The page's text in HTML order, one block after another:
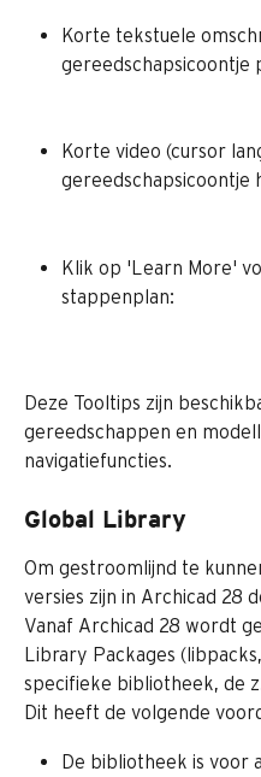
Korte tekstuele
gereedschapsicoontje
Korte video (cursor
gereedschapsicoontje
Klik op 'Learn More'
stappenplan:
Deze Tooltips zijn
gereedschappen en
navigatiefuncties.
Global Library
Om gestroomlijnd te
versies zijn in Archicad 28
Vanaf Archicad 28 wordt
Library Packages
specifieke bibliotheek, de
Dit heeft de volgende
De bibliotheek is voor